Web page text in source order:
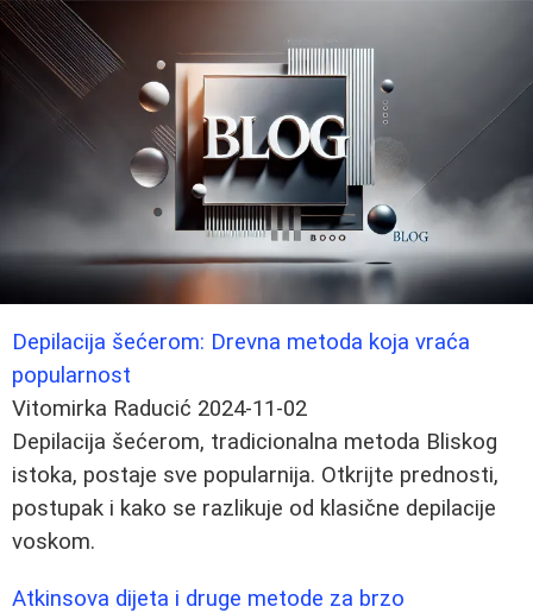
Depilacija šećerom: Drevna metoda koja vraća
popularnost
Vitomirka Raducić 2024-11-02
Depilacija šećerom, tradicionalna metoda Bliskog
istoka, postaje sve popularnija. Otkrijte prednosti,
postupak i kako se razlikuje od klasične depilacije
voskom.
Atkinsova dijeta i druge metode za brzo